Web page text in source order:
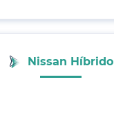
Nissan Híbrido